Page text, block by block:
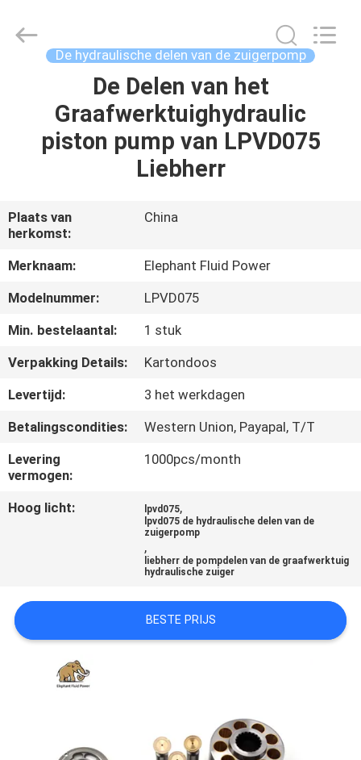
PRODUCTEN
ONS
FABRIEKSREIS
KWALITEITSCONTROLE
CONTACTEER
ONS
NIEUWS
GEVALLEN
PRIVACY
POLICY
Fluid
Power
De hydraulische delen van de zuigerpomp
De Delen van het
Graafwerktuighydraulic
piston pump van LPVD075
Liebherr
Plaats van
herkomst:
China
Merknaam:
Elephant Fluid Power
Modelnummer:
LPVD075
Min. bestelaantal:
1 stuk
Verpakking Details:
Kartondoos
Levertijd:
3 het werkdagen
Betalingscondities:
Western Union, Payapal, T/T
Levering
vermogen:
1000pcs/month
Hoog licht: lpvd075,
lpvd075 de hydraulische delen van de
zuigerpomp
,
liebherr de pompdelen van de graafwerktuig
hydraulische zuiger
BESTE PRIJS